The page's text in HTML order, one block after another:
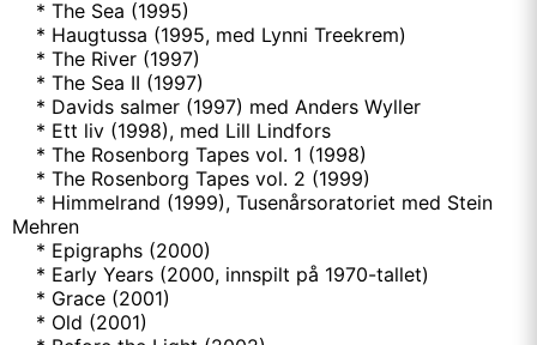
* The Sea (1995)
* Haugtussa (1995, med Lynni Treekrem)
* The River (1997)
* The Sea II (1997)
* Davids salmer (1997) med Anders Wyller
* Ett liv (1998), med Lill Lindfors
* The Rosenborg Tapes vol. 1 (1998)
* The Rosenborg Tapes vol. 2 (1999)
* Himmelrand (1999), Tusenårsoratoriet med Stein
Mehren
* Epigraphs (2000)
* Early Years (2000, innspilt på 1970-tallet)
* Grace (2001)
* Old (2001)